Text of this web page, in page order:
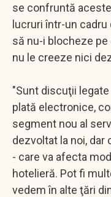
se confruntă
lucruri într-un cadru
să nu-i blocheze pe
nu le creeze nici
"Sunt discuţii
plată electronice,
segment nou al
dezvoltat la noi, dar
- care va afecta
hotelieră. Pot fi
vedem în alte ţări